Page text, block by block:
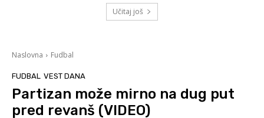
Učitaj još